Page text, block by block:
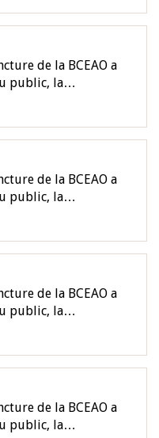
de la BCEAO a
public, la…
de la BCEAO a
public, la…
de la BCEAO a
public, la…
de la BCEAO a
public, la…